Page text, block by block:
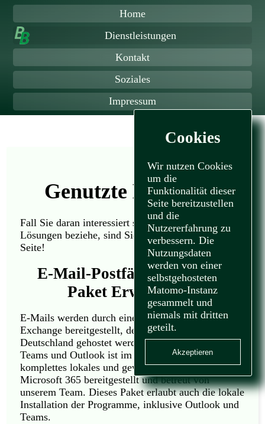
Home
Dienstleistungen
Kontakt
Soziales
Impressum
Genutzte Lösungen
Fall Sie daran interessiert sind, wo wir unsere
Lösungen beziehe, sind Sie hier auf der richtigen
Seite!
E-Mail-Postfächer & Office
Paket Erweiterung
E-Mails werden durch einen
Microsoft 365
Exchange bereitgestellt, dessen Daten in
Deutschland gehostet werden. Zugriff via Web auf
Teams und Outlook ist im Postfach inbegriffen. Ein
komplettes lokales und gewerbliches Office von
Microsoft 365 bereitgestellt und betreut von
unserem Team. Dieses Paket erlaubt auch die lokale
Installation der Programme, inklusive Outlook und
Teams.
Cookies
Wir nutzen Cookies
um die
Funktionalität dieser
Seite bereitzustellen
und die
Nutzererfahrung zu
verbessern. Die
Nutzungsdaten
werden von einer
selbstgehosteten
Matomo-Instanz
gesammelt und
niemals mit dritten
geteilt.
Akzeptieren